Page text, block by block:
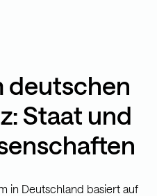
deutschen
Staat und
in Deutschland basiert auf